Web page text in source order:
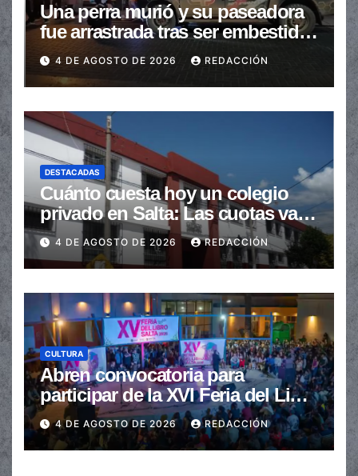
Una perra murió y su paseadora
fue arrastrada tras ser embestidas
en la senda peatonal
4 DE AGOSTO DE 2026 REDACCIÓN
DESTACADAS
Cuánto cuesta hoy un colegio
privado en Salta: Las cuotas van
de $110.000 a más de $600.000
4 DE AGOSTO DE 2026 REDACCIÓN
CULTURA
Abren convocatoria para
participar de la XVI Feria del Libro
de Salta
4 DE AGOSTO DE 2026 REDACCIÓN